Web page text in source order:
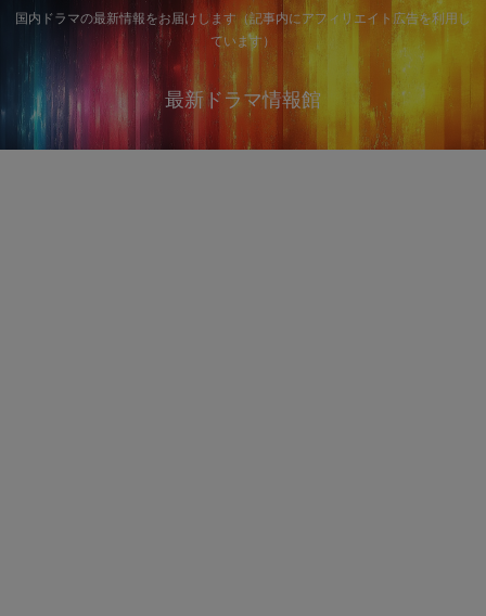
国内ドラマの最新情報をお届けします（記事内にアフィリエイト広告を利用し
ています）
最新ドラマ情報館